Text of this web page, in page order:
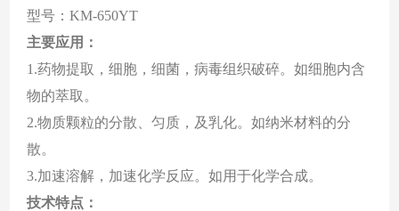
型号：KM-650YT
主要应用：
1 .药物提取，细胞，细菌，病毒组织破碎。如细胞内含
物的萃取。
2.物质颗粒的分散、匀质，及乳化。如纳米材料的分
散。
3.加速溶解，加速化学反应。如用于化学合成。
技术特点 ：